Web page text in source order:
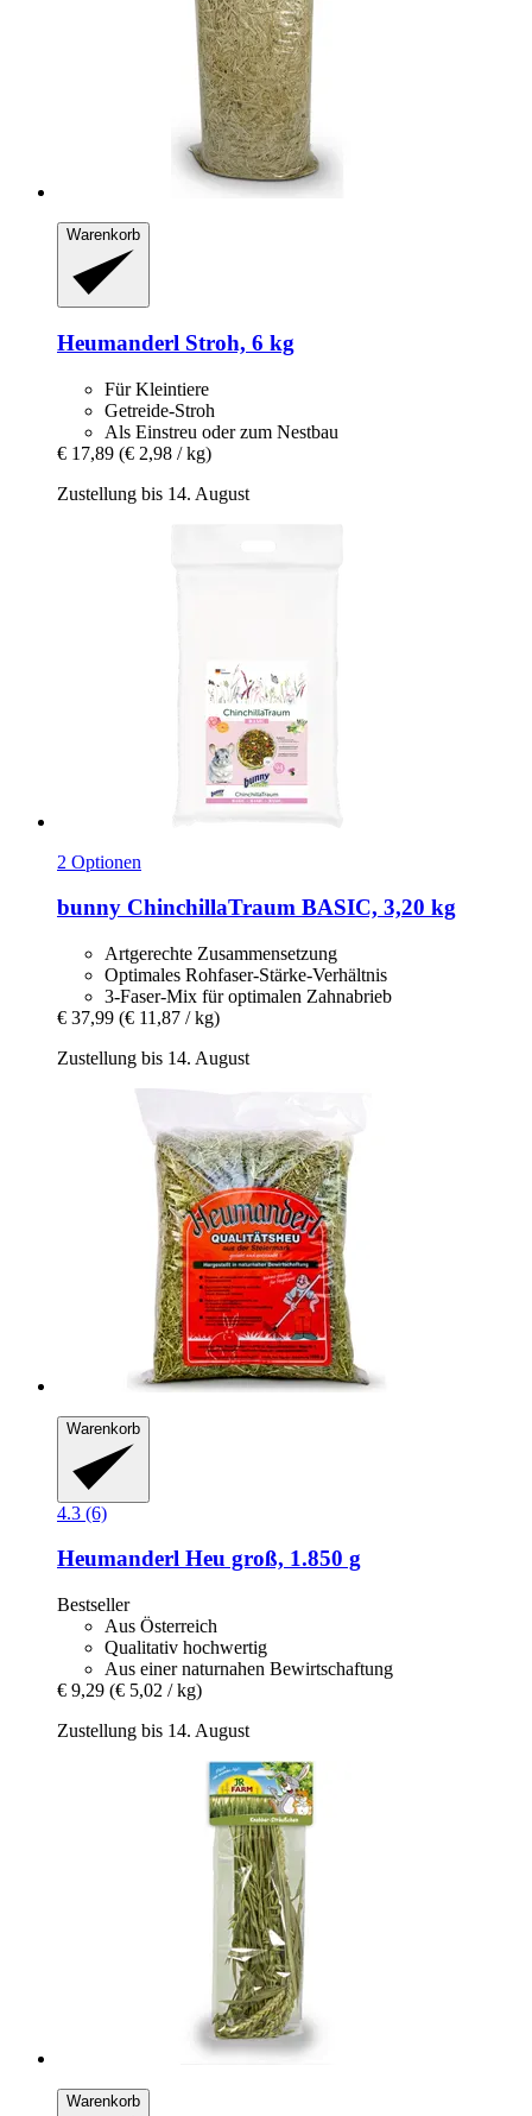
Warenkorb
Heumanderl Stroh, 6 kg
Für Kleintiere
Getreide-Stroh
Als Einstreu oder zum Nestbau
€ 17,89 (€ 2,98 / kg)
Zustellung bis 14. August
2 Optionen
bunny ChinchillaTraum BASIC, 3,20 kg
Artgerechte Zusammensetzung
Optimales Rohfaser-Stärke-Verhältnis
3-Faser-Mix für optimalen Zahnabrieb
€ 37,99 (€ 11,87 / kg)
Zustellung bis 14. August
Warenkorb
4.3 (6)
Heumanderl Heu groß, 1.850 g
Bestseller
Aus Österreich
Qualitativ hochwertig
Aus einer naturnahen Bewirtschaftung
€ 9,29 (€ 5,02 / kg)
Zustellung bis 14. August
Warenkorb